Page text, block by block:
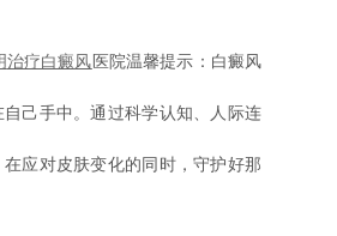
治疗白癜风 医院温馨提示：白癜风
己手中。通过科学认知、人际连
应对皮肤变化的同时，守护好那